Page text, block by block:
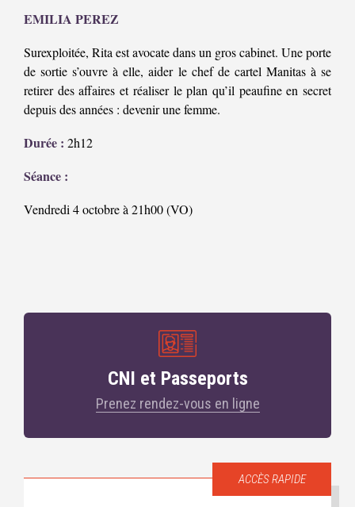
EMILIA PEREZ
Surexploitée, Rita est avocate dans un gros cabinet. Une porte
de sortie s’ouvre à elle, aider le chef de cartel Manitas à se
retirer des affaires et réaliser le plan qu’il peaufine en secret
depuis des années : devenir une femme.
Durée : 2h12
Séance :
Vendredi 4 octobre à 21h00 (VO)
CNI et Passeports
Prenez rendez-vous en ligne
ACCÈS RAPIDE